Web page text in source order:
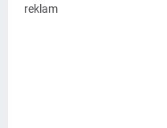
reklam